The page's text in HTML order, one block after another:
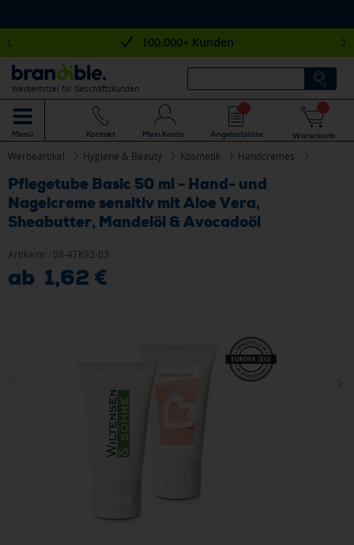
100.000+ Kunden
Werbemittel für Geschäftskunden
Menü Kontakt Mein Konto Angebotsliste Warenkorb
Werbeartikel Hygiene & Beauty Kosmetik Handcremes
Pflegetube Basic 50 ml - Hand- und
Nagelcreme sensitiv mit Aloe Vera,
Sheabutter, Mandelöl & Avocadoöl
Artikelnr.: 08-4TK92-03
ab 1,62 €